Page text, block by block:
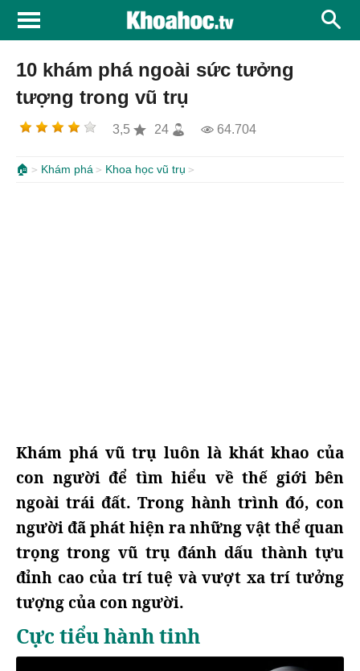
10 khám phá ngoài sức tưởng
tượng trong vũ trụ
3,5 24 64.704
🏠 Khám phá Khoa học vũ trụ
Khám phá vũ trụ luôn là khát khao của
con người để tìm hiểu về thế giới bên
ngoài trái đất. Trong hành trình đó, con
người đã phát hiện ra những vật thể quan
trọng trong vũ trụ đánh dấu thành tựu
đỉnh cao của trí tuệ và vượt xa trí tưởng
tượng của con người.
Cực tiểu hành tinh